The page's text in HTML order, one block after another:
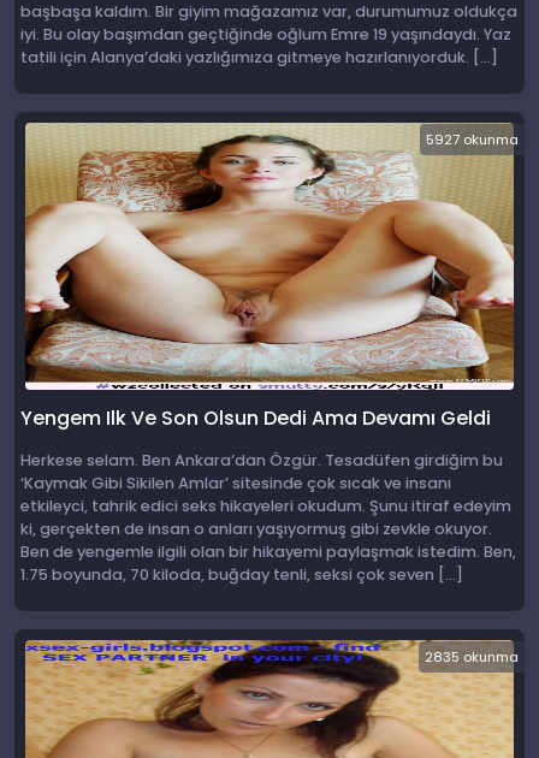
başbaşa kaldım. Bir giyim mağazamız var, durumumuz oldukça
iyi. Bu olay başımdan geçtiğinde oğlum Emre 19 yaşındaydı. Yaz
tatili için Alanya’daki yazlığımıza gitmeye hazırlanıyorduk. […]
5927 okunma
Yengem Ilk Ve Son Olsun Dedi Ama Devamı Geldi
Herkese selam. Ben Ankara’dan Özgür. Tesadüfen girdiğim bu
‘Kaymak Gibi Sikilen Amlar’ sitesinde çok sıcak ve insanı
etkileyci, tahrik edici seks hikayeleri okudum. Şunu itiraf edeyim
ki, gerçekten de insan o anları yaşıyormuş gibi zevkle okuyor.
Ben de yengemle ilgili olan bir hikayemi paylaşmak istedim. Ben,
1.75 boyunda, 70 kiloda, buğday tenli, seksi çok seven […]
2835 okunma